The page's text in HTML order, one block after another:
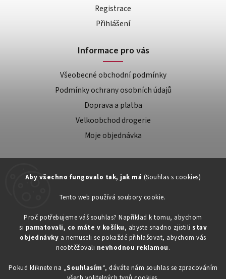
Aby všechno fungovalo tak, jak má (Souhlas s cookies)
Tento web používá soubory cookie.
Proč potřebujeme váš souhlas? Například k tomu, abychom
si pamatovali, co máte v košíku, abyste snadno zjistili stav
objednávky a nemuseli se pokaždé přihlašovat, abychom vás
neobtěžovali nevhodnou reklamou.
Pokud kliknete na „Souhlasím“, dáváte nám souhlas se zpracováním
734603917
eshop@toner-rl.cz
Registrace
Přihlášení
Informace pro vás
Všeobecné obchodní podmínky
Podmínky ochrany osobních údajů
Doprava a platba
Velkoobchod drogerie
Moje objednávka